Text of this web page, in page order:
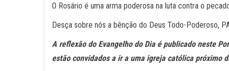
O Rosário é uma arma poderosa na luta contra o
Desça sobre nós a bênção do Deus Todo-Poderoso,
A reflexão do Evangelho do Dia é publicado neste
estão convidados a ir a uma igreja católica próximo